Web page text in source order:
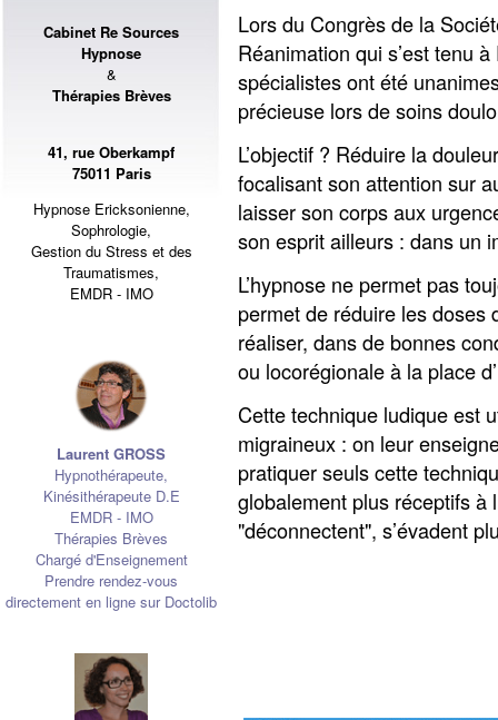
Cabinet Re Sources
Hypnose
&
Thérapies Brèves
41, rue Oberkampf
75011 Paris
Hypnose Ericksonienne,
Sophrologie,
Gestion du Stress et des
Traumatismes,
EMDR - IMO
Laurent GROSS
Hypnothérapeute,
Kinésithérapeute D.E
EMDR - IMO
Thérapies Brèves
Chargé d'Enseignement
Prendre rendez-vous
directement en ligne sur Doctolib
Lors du Congrès de la
Réanimation qui s’est tenu
spécialistes ont été
précieuse lors de soins
L’objectif ? Réduire la
focalisant son attention sur
laisser son corps aux
son esprit ailleurs : dans un
L’hypnose ne permet pas
permet de réduire les doses
réaliser, dans de bonnes
ou locorégionale à la place
Cette technique ludique est
migraineux : on leur
pratiquer seuls cette
globalement plus réceptifs à
"déconnectent", s’évadent